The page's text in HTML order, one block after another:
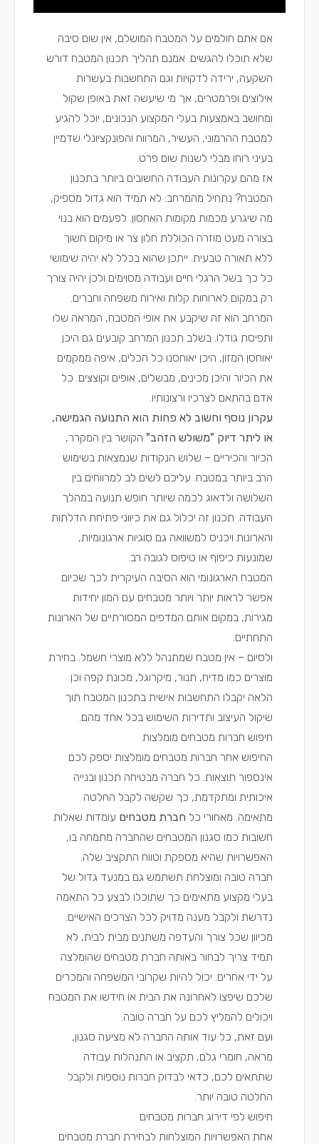
אם אתם חולמים על המטבח המושלם, אין שום סיבה
שלא תוכלו להגשים. אמנם תהליך תכנון המטבח דורש
השקעה, ירידה לדקויות וגם התחשבות בעשרות
אילוצים ופרמטרים, אך מי שיעשה זאת באופן שקול
ומחושב באמצעות בעלי המקצוע הנכונים, יוכל להגיע
למטבח ההרמוני, העשיר, המרווח והפונקציונלי שדמיין
בעיני רוחו מבלי לשנות שום פרט.
אז מהם עקרונות העבודה החשובים ביותר בתכנון
המטבח? נתחיל מהמרחב: לא תמיד הוא גדול מספיק,
מה שיגרע מכמות מקומות האחסון. לפעמים הוא בנוי
בצורה מעט מוזרה הכוללת חלון צר או מיקום חשוך
ללא תאורה טבעית. ייתכן שהוא בכלל לא יהיה שימושי
כל כך בשל הרגלי חיים ועבודה מסוימים ולכן יהיה צורך
רק במקום לארוחות קלות ואירוח משפחה וחברים.
המרחב הוא זה שיקבע את אופי המטבח, המראה שלו
ותפיסת גודלו. בשלב תכנון המרחב קובעים גם היכן
יאוחסן המזון, היכן יאוחסנו כל הכלים, איפה ממקמים
את הכיור והיכן מכינים, מבשלים, אופים וקוצצים. כל
אדם בהתאם לצרכיו ורצונותיו.
עקרון נוסף וחשוב לא פחות הוא התנועה הגמישה,
או ליתר דיוק "משולש הזהב" הקושר בין המקרר,
הכיור והכיריים – שלוש הנקודות שנמצאות בשימוש
הרב ביותר במטבח. עליכם לשים לב למרווחים בין
השלושה ולדאוג לכמה שיותר חופש תנועה במהלך
העבודה. תכנון זה יכלול גם את כיווני פתיחת הדלתות
והארונות ויכניס למשוואה גם סוגיות ארגונומיות,
שמונעות כיפוף או טיפוס לגובה רב.
המטבח הארגונומי הוא הסיבה העיקרית לכך שכיום
אפשר לראות יותר ויותר מטבחים עם המון יחידות
מגירות, במקום אותם המדפים המסורתיים של הארונות
התחתיים.
ולסיום – אין מטבח שמתנהל ללא מוצרי חשמל. בחירת
מוצרים כמו מדיח, תנור, מיקרוגל, מכונת קפה וכן
הלאה יקבלו התחשבות אישית בתכנון המטבח תוך
שיקול העיצוב ותדירות השימוש בכל אחד מהם.
חיפוש חברות מטבחים מומלצות
החיפוש אחר חברות מטבחים מומלצות יספק לכם
אינספור תוצאות. כל חברה מבטיחה תכנון ובנייה
איכותית ומתקדמת, כך שקשה לקבל החלטה
מתאימה. מאחורי כל חברת מטבחים עומדות שאלות
חשובות כמו סגנון המטבחים שהחברה מתמחה בו,
האפשרויות שהיא מספקת וטווח התקציב שלה.
חברה טובה ומוצלחת תשתמש גם במנעד גדול של
בעלי מקצוע מתאימים כך שתוכלו לבצע כל התאמה
נדרשת ולקבל מענה מדויק לכל הצרכים האישיים.
מכיוון שכל צורך והעדפה משתנים מבית לבית, לא
תמיד צריך לבחור באותה חברת מטבחים שהומלצה
על ידי אחרים. יכול להיות שקרובי המשפחה והמכרים
שלכם שיפצו לאחרונה את הבית או חידשו את המטבח
ויכולים להמליץ לכם על חברה טובה.
ועם זאת, כל עוד אותה החברה לא מציעה סגנון,
מראה, חומרי גלם, תקציב או התנהלות עבודה
שתתאים לכם, כדאי לבדוק חברות נוספות ולקבל
החלטה טובה יותר.
חיפוש לפי דירוג חברות מטבחים
אחת האפשרויות המוצלחות לבחירת חברת מטבחים